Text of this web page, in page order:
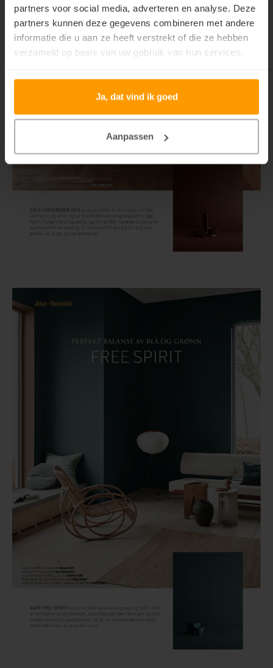
partners voor social media, adverteren en analyse. Deze
partners kunnen deze gegevens combineren met andere
informatie die u aan ze heeft verstrekt of die ze hebben
verzameld op basis van uw gebruik van hun services.
Ja, dat vind ik goed
Aanpassen